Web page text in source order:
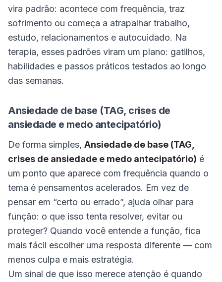
vira padrão: acontece com frequência, traz
sofrimento ou começa a atrapalhar trabalho,
estudo, relacionamentos e autocuidado. Na
terapia, esses padrões viram um plano: gatilhos,
habilidades e passos práticos testados ao longo
das semanas.
Ansiedade de base (TAG, crises de
ansiedade e medo antecipatório)
De forma simples, Ansiedade de base (TAG,
crises de ansiedade e medo antecipatório) é
um ponto que aparece com frequência quando o
tema é pensamentos acelerados. Em vez de
pensar em “certo ou errado”, ajuda olhar para
função: o que isso tenta resolver, evitar ou
proteger? Quando você entende a função, fica
mais fácil escolher uma resposta diferente — com
menos culpa e mais estratégia.
Um sinal de que isso merece atenção é quando